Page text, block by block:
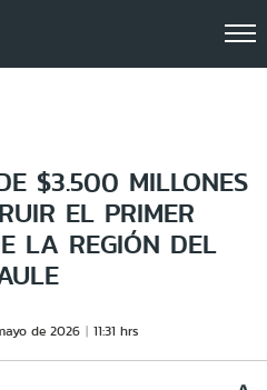
$3.500 MILLONES
EL PRIMER
LA REGIÓN DEL
de 2026 11:31 hrs